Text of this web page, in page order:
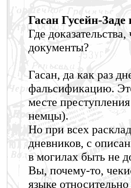
Гасан Гусейн-Заде
Где
документы?
Гасан, да как раз
фальсификацию.
месте
немцы).
Но при всех
дневников, с
в могилах быть не
Вы, почему-то,
языке